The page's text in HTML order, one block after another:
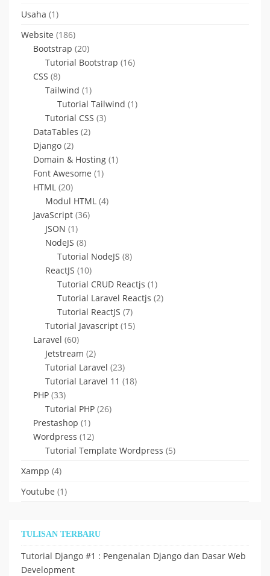
Usaha (1)
Website (186)
Bootstrap (20)
Tutorial Bootstrap (16)
CSS (8)
Tailwind (1)
Tutorial Tailwind (1)
Tutorial CSS (3)
DataTables (2)
Django (2)
Domain & Hosting (1)
Font Awesome (1)
HTML (20)
Modul HTML (4)
JavaScript (36)
JSON (1)
NodeJS (8)
Tutorial NodeJS (8)
ReactJS (10)
Tutorial CRUD Reactjs (1)
Tutorial Laravel Reactjs (2)
Tutorial ReactJS (7)
Tutorial Javascript (15)
Laravel (60)
Jetstream (2)
Tutorial Laravel (23)
Tutorial Laravel 11 (18)
PHP (33)
Tutorial PHP (26)
Prestashop (1)
Wordpress (12)
Tutorial Template Wordpress (5)
Xampp (4)
Youtube (1)
TULISAN TERBARU
Tutorial Django #1 : Pengenalan Django dan Dasar Web
Development